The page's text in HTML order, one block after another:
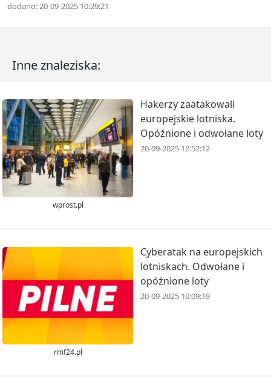
dodano: 20-09-2025 10:29:21
Inne znaleziska:
wprost.pl
Hakerzy zaatakowali
europejskie lotniska.
Opóźnione i odwołane loty
20-09-2025 12:52:12
rmf24.pl
Cyberatak na europejskich
lotniskach. Odwołane i
opóźnione loty
20-09-2025 10:09:19